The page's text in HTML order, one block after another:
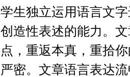
学生独立运用语言文
创造性表述的能力。
点，重返本真，重拾
严密。文章语言表达